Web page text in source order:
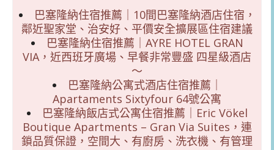
巴塞隆納住宿推薦｜10間巴塞隆納酒店住宿，
鄰近聖家堂、治安好、平價安全擴展區住宿建議
巴塞隆納住宿推薦｜AYRE HOTEL GRAN
VIA，近西班牙廣場、早餐非常豐盛 四星級酒店
～
巴塞隆納公寓式酒店住宿推薦｜
Apartaments Sixtyfour 64號公寓
巴塞隆納飯店式公寓住宿推薦｜Eric Vökel
Boutique Apartments – Gran Via Suites，連
鎖品質保證，空間大、有廚房、洗衣機、有管理